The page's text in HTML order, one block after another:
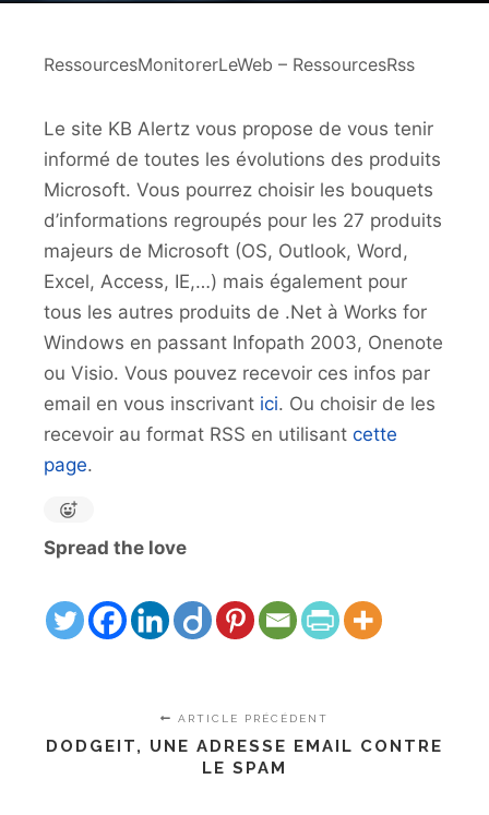
RessourcesMonitorerLeWeb – RessourcesRss
Le site KB Alertz vous propose de vous tenir
informé de toutes les évolutions des produits
Microsoft. Vous pourrez choisir les bouquets
d’informations regroupés pour les 27 produits
majeurs de Microsoft (OS, Outlook, Word,
Excel, Access, IE,…) mais également pour
tous les autres produits de .Net à Works for
Windows en passant Infopath 2003, Onenote
ou Visio. Vous pouvez recevoir ces infos par
email en vous inscrivant ici. Ou choisir de les
recevoir au format RSS en utilisant cette
page.
Spread the love
ARTICLE PRÉCÉDENT
DODGEIT, UNE ADRESSE EMAIL CONTRE
LE SPAM